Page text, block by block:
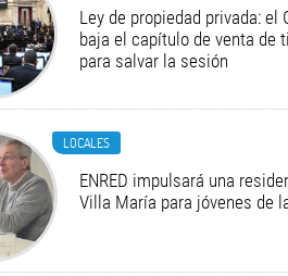
Ley de propiedad privada: el
baja el capítulo de venta de
para salvar la sesión
LOCALES
ENRED impulsará una
Villa María para jóvenes de